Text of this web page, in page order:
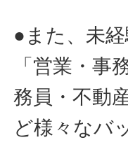
●また、未
「営業・事
務員・不動
ど様々なバ